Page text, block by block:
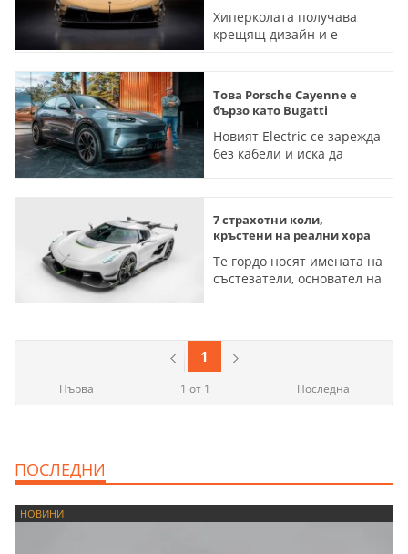
Хиперколата получава
крещящ дизайн и е
Това Porsche Cayenne е
бързо като Bugatti
Новият Еlectric се зарежда
без кабели и иска да
(ВИДЕО)
7 страхотни коли,
кръстени на реални хора
Те гордо носят имената на
състезатели, основател на
1 от 1 Последна
1
Първа
ПОСЛЕДНИ
НОВИНИ